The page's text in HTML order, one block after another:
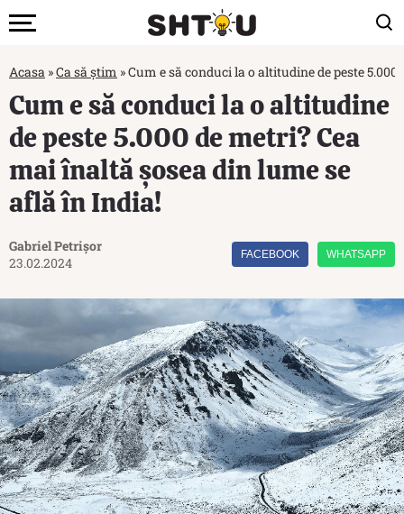
Acasa »Ca să știm »Cum e să conduci la o altitudine de peste
Cum e să conduci la o altitudine
de peste 5.000 de metri? Cea
mai înaltă șosea din lume se
află în India!
Gabriel Petrișor
23.02.2024
FACEBOOK WHATSAPP